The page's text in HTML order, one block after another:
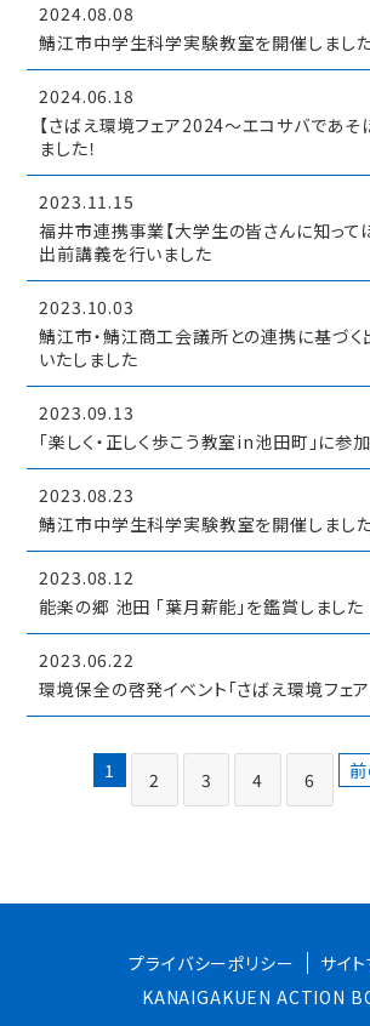
2024.08.08
鯖江市中学生科学実験教室を開催しました
2024.06.18
【さばえ環境フェア2024～エコサバであそ
ました！
2023.11.15
福井市連携事業【大学生の皆さんに知って
出前講義を行いました
2023.10.03
鯖江市・鯖江商工会議所との連携に基づ
いたしました
2023.09.13
「楽しく・正しく歩こう教室in池田町」に参
2023.08.23
鯖江市中学生科学実験教室を開催しました
2023.08.12
能楽の郷 池田 「葉月薪能」を鑑賞しました
2023.06.22
環境保全の啓発イベント「さばえ環境フェ
1 2 3 4 6
プライバシーポリシー
サイ
KANAIGAKUEN ACTION